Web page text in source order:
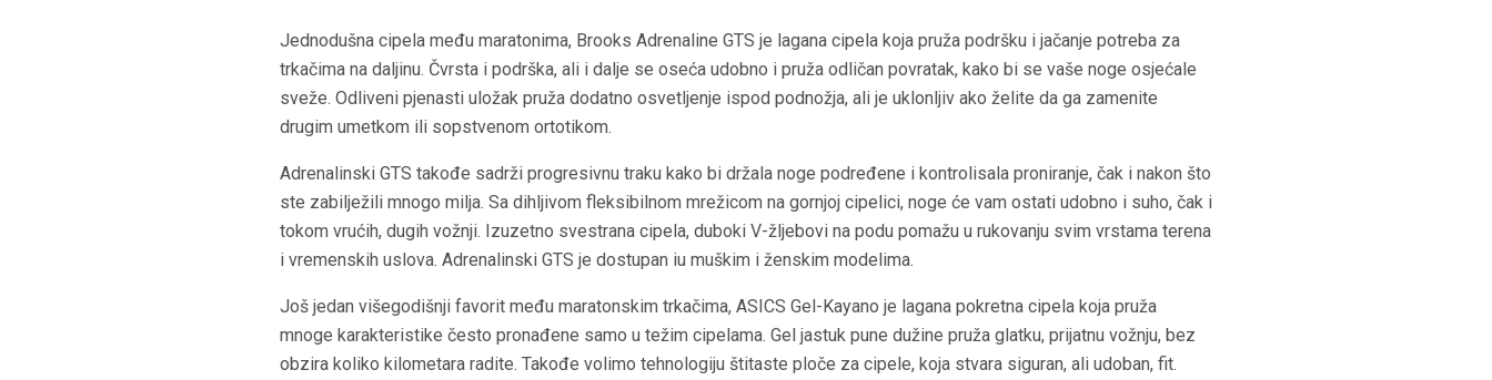
Jednodušna cipela među maratonima, Brooks Adrenaline GTS je lagana cipela koja pruža podršku i jačanje potreba za
trkačima na daljinu. Čvrsta i podrška, ali i dalje se oseća udobno i pruža odličan povratak, kako bi se vaše noge osjećale
sveže. Odliveni pjenasti uložak pruža dodatno osvetljenje ispod podnožja, ali je uklonljiv ako želite da ga zamenite
drugim umetkom ili sopstvenom ortotikom.
Adrenalinski GTS takođe sadrži progresivnu traku kako bi držala noge podređene i kontrolisala proniranje, čak i nakon što
ste zabilježili mnogo milja. Sa dihljivom fleksibilnom mrežicom na gornjoj cipelici, noge će vam ostati udobno i suho, čak i
tokom vrućih, dugih vožnji. Izuzetno svestrana cipela, duboki V-žljebovi na podu pomažu u rukovanju svim vrstama terena
i vremenskih uslova. Adrenalinski GTS je dostupan iu muškim i ženskim modelima.
Još jedan višegodišnji favorit među maratonskim trkačima, ASICS Gel-Kayano je lagana pokretna cipela koja pruža
mnoge karakteristike često pronađene samo u težim cipelama. Gel jastuk pune dužine pruža glatku, prijatnu vožnju, bez
obzira koliko kilometara radite. Takođe volimo tehnologiju štitaste ploče za cipele, koja stvara siguran, ali udoban, fit.